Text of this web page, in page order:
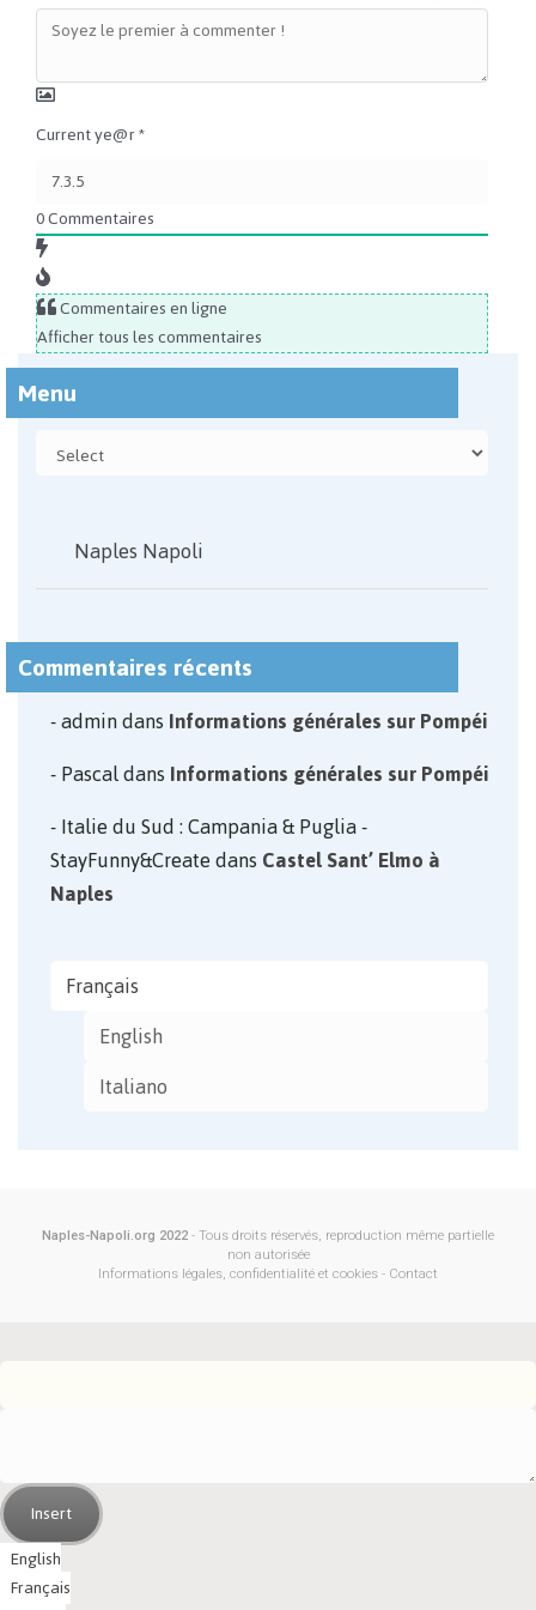
Current ye@r*
0Commentaires
Commentaires en ligne
Afficher tous les commentaires
Menu
Naples Napoli
Commentaires récents
admindansInformations générales sur Pompéi
PascaldansInformations générales sur Pompéi
Italie du Sud : Campania & Puglia -
StayFunny&CreatedansCastel Sant’ Elmo à
Naples
Français
English
Italiano
Naples-Napoli.org 2022 - Tous droits réservés, reproduction même partielle
non autorisée
Informations légales, confidentialité et cookies - Contact
Insert
English
Français